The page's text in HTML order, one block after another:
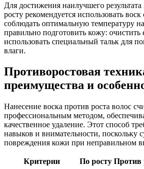
Для достижения наилучшего
росту рекомендуется использовать
соблюдать оптимальную температуру
правильно подготовить кожу: очистить
использовать специальный тальк для
влаги.
Противоростовая
преимущества и
Нанесение воска против роста волос
профессиональным методом,
качественное удаление. Этот способ
навыков и внимательности, поскольку
повреждения кожи при неправильном
Критерии По росту Против